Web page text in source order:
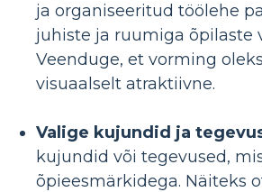
ja organiseeritud töölehe
juhiste ja ruumiga õpilaste
Veenduge, et vorming
visuaalselt atraktiivne.
Valige kujundid ja
kujundid või tegevused,
õpieesmärkidega. Näiteks